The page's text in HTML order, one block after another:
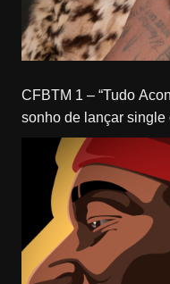
CFBTM 1 – “Tudo Aconteceu”: MC Du Black realiza
sonho de lançar